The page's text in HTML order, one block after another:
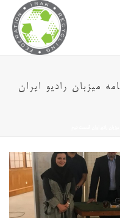
میزبان رادیو ایران